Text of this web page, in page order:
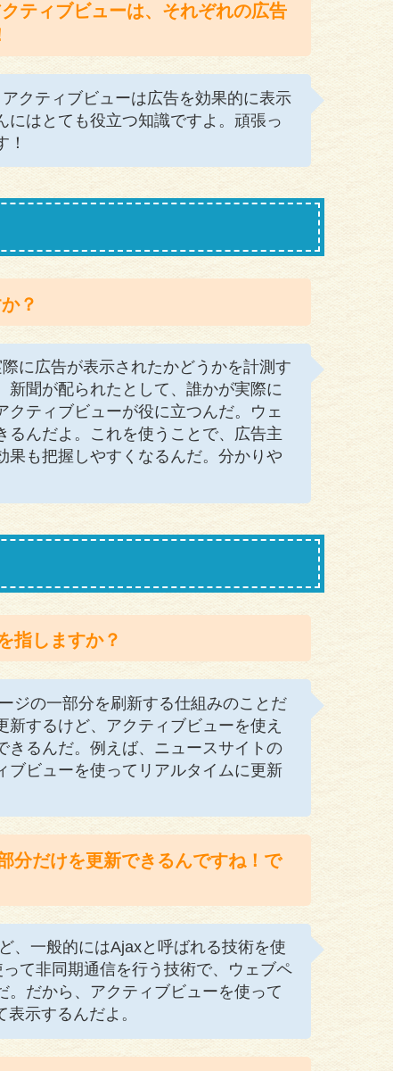
ティブビューは、それぞれの広告
クティブビューは広告を効果的に表示
はとても役立つ知識ですよ。頑張っ
？
に広告が表示されたかどうかを計測す
新聞が配られたとして、誰かが実際に
ティブビューが役に立つんだ。ウェ
るんだよ。これを使うことで、広告主
果も把握しやすくなるんだ。分かりや
指しますか？
ジの一部分を刷新する仕組みのことだ
するけど、アクティブビューを使え
きるんだ。例えば、ニュースサイトの
ブビューを使ってリアルタイムに更新
分だけを更新できるんですね！で
、一般的にはAjaxと呼ばれる技術を使
て非同期通信を行う技術で、ウェブペ
だから、アクティブビューを使って
示するんだよ。